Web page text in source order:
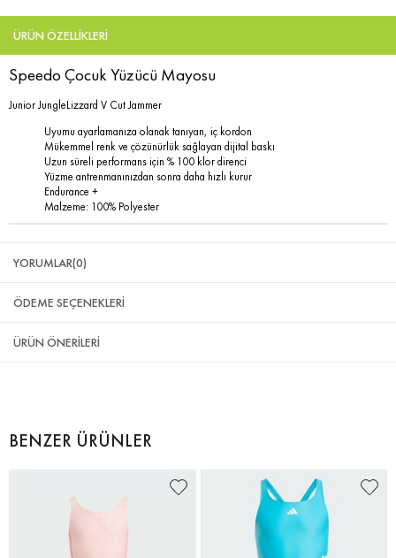
ÜRÜN ÖZELLIKLERI
Speedo Çocuk Yüzücü Mayosu
Junior JungleLizzard V Cut Jammer
Uyumu ayarlamanıza olanak tanıyan, iç kordon
Mükemmel renk ve çözünürlük sağlayan dijital baskı
Uzun süreli performans için % 100 klor direnci
Yüzme antrenmanınızdan sonra daha hızlı kurur
Endurance +
Malzeme: 100% Polyester
YORUMLAR(0)
ÖDEME SEÇENEKLERI
ÜRÜN ÖNERILERI
BENZER ÜRÜNLER